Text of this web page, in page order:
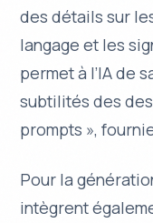
des détails sur
langage et les
permet à l’IA de
subtilités des
prompts »,
Pour la
intègrent